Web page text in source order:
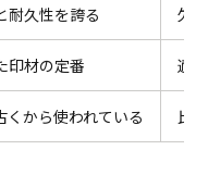
耐久性を誇る 欠
印材の定番 適
くから使われている 比